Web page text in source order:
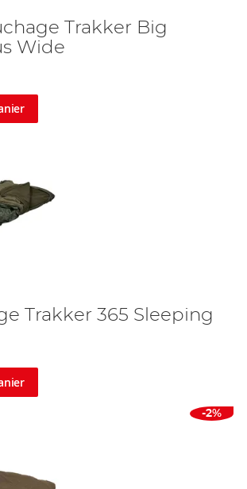
Trakker Big
Wide
Trakker 365 Sleeping
-2%